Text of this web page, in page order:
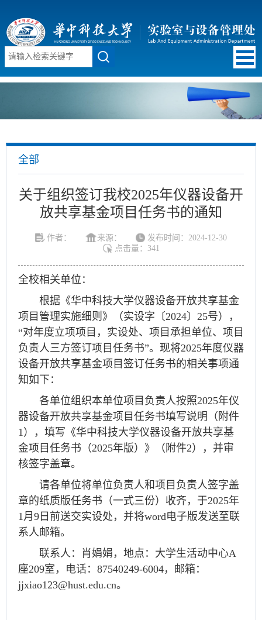
全部
关于组织签订我校2025年仪器设备开
放共享基金项目任务书的通知
作者： 来源：
发布时间：2024-12-30
点击量： 341
全校相关单位：
根据《华中科技大学仪器设备开放共享基金
项目管理实施细则》（实设字〔2024〕25号），
“对年度立项项目，实设处、项目承担单位、项目
负责人三方签订项目任务书”。现将2025年度仪器
设备开放共享基金项目签订任务书的相关事项通
知如下：
各单位组织本单位项目负责人按照2025年仪
器设备开放共享基金项目任务书填写说明（附件
1），填写《华中科技大学仪器设备开放共享基
金项目任务书（2025年版）》（附件2），并审
核签字盖章。
请各单位将单位负责人和项目负责人签字盖
章的纸质版任务书（一式三份）收齐，于2025年
1月9日前送交实设处，并将word电子版发送至联
系人邮箱。
联系人：肖娟娟，地点：大学生活动中心A
座209室，电话：87540249-6004，邮箱：
jjxiao123@hust.edu.cn。